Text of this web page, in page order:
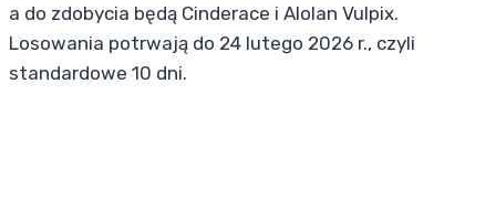
a do zdobycia będą Cinderace i Alolan Vulpix.
Losowania potrwają do 24 lutego 2026 r., czyli
standardowe 10 dni.